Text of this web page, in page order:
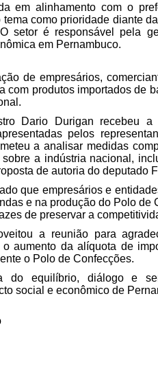
em alinhamento com o
como prioridade diante
setor é responsável pela
em Pernambuco.
de empresários,
com produtos importados de
Dario Durigan recebeu
pelos
a analisar medidas
a indústria nacional,
de autoria do deputado
que empresários e
e na produção do Polo de
de preservar a
a reunião para
aumento da alíquota de
o Polo de Confecções.
do equilíbrio, diálogo e
social e econômico de